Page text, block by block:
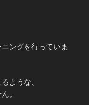
ングを行っていま
ような、
。